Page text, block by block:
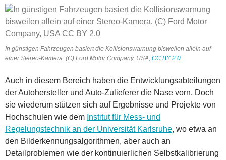
In günstigen Fahrzeugen basiert die Kollisionswarnung bisweilen allein auf
einer Stereo-Kamera. (C) Ford Motor Company, USA, CC BY 2.0
Auch in diesem Bereich haben die Entwicklungsabteilungen
der Autohersteller und Auto-Zulieferer die Nase vorn. Doch
sie wiederum stützen sich auf Ergebnisse und Projekte von
Hochschulen wie dem Institut für Mess- und
Regelungstechnik an der Universität Karlsruhe, wo etwa an
den Bilderkennungsalgorithmen, aber auch an
Detailproblemen wie der kontinuierlichen Selbstkalibrierung